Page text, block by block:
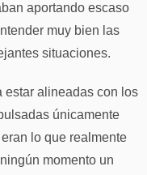
aportando escaso
muy bien las
situaciones.
estar alineadas con los
únicamente
lo que realmente
momento un